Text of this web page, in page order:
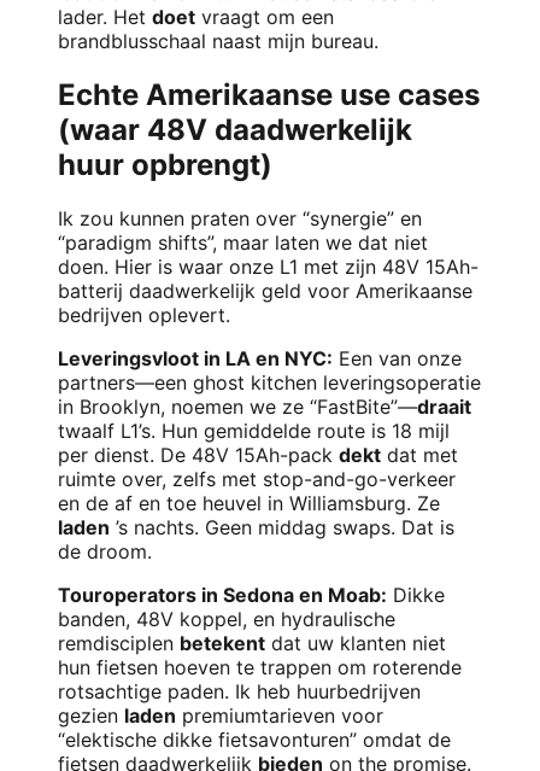
lader. Het doet vraagt om een
brandblusschaal naast mijn bureau.
Echte Amerikaanse use cases
(waar 48V daadwerkelijk
huur opbrengt)
Ik zou kunnen praten over “synergie” en
“paradigm shifts”, maar laten we dat niet
doen. Hier is waar onze L1 met zijn 48V 15Ah-
batterij daadwerkelijk geld voor Amerikaanse
bedrijven oplevert.
Leveringsvloot in LA en NYC: Een van onze
partners—een ghost kitchen leveringsoperatie
in Brooklyn, noemen we ze “FastBite”—draait
twaalf L1’s. Hun gemiddelde route is 18 mijl
per dienst. De 48V 15Ah-pack dekt dat met
ruimte over, zelfs met stop-and-go-verkeer
en de af en toe heuvel in Williamsburg. Ze
laden ’s nachts. Geen middag swaps. Dat is
de droom.
Touroperators in Sedona en Moab: Dikke
banden, 48V koppel, en hydraulische
remdisciplen betekent dat uw klanten niet
hun fietsen hoeven te trappen om roterende
rotsachtige paden. Ik heb huurbedrijven
gezien laden premiumtarieven voor
“elektische dikke fietsavonturen” omdat de
fietsen daadwerkelijk bieden on the promise.